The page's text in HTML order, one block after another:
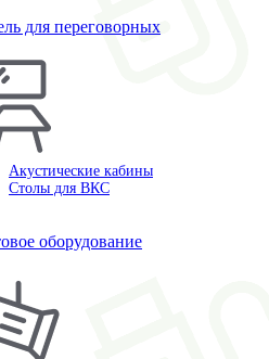
для переговорных
Акустические кабины
Столы для ВКС
оборудование